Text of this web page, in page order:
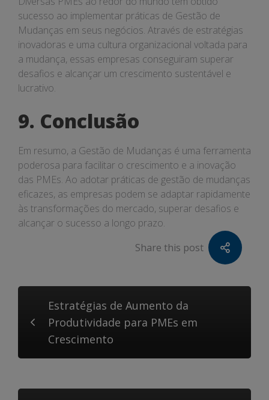
sucesso ao implementar práticas de Gestão de
Mudanças em seus negócios. Através de estratégias
inovadoras e uma cultura organizacional voltada para
a mudança, essas empresas conseguiram superar
desafios e alcançar um crescimento sustentável e
lucrativo.
9. Conclusão
Em resumo, a Gestão de Mudanças é uma ferramenta
poderosa para facilitar o crescimento e a inovação
das PMEs. Ao adotar práticas de gestão de mudanças
eficazes, as empresas podem se adaptar rapidamente
às transformações do mercado, superar desafios e
alcançar o sucesso a longo prazo.
Share this post
Estratégias de Aumento da
Produtividade para PMEs em
Crescimento